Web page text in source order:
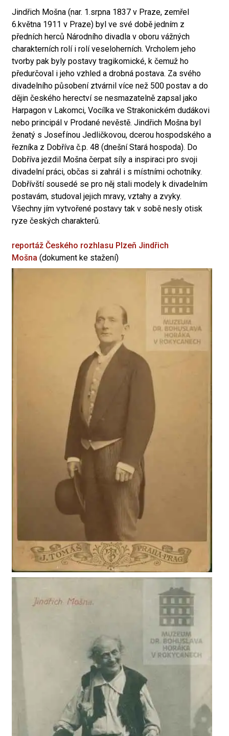
Jindřich Mošna (nar. 1.srpna 1837 v Praze, zemřel
6.května 1911 v Praze) byl ve své době jedním z
předních herců Národního divadla v oboru vážných
charakterních rolí i rolí veseloherních. Vrcholem jeho
tvorby pak byly postavy tragikomické, k čemuž ho
předurčoval i jeho vzhled a drobná postava. Za svého
divadelního působení ztvárnil více než 500 postav a do
dějin českého herectví se nesmazatelně zapsal jako
Harpagon v Lakomci, Vocílka ve Strakonickém dudákovi
nebo principál v Prodané nevěstě. Jindřich Mošna byl
ženatý s Josefínou Jedličkovou, dcerou hospodského a
řezníka z Dobříva č.p. 48 (dnešní Stará hospoda). Do
Dobříva jezdil Mošna čerpat síly a inspiraci pro svoji
divadelní práci, občas si zahrál i s místními ochotníky.
Dobřívští sousedé se pro něj stali modely k divadelním
postavám, studoval jejich mravy, vztahy a zvyky.
Všechny jím vytvořené postavy tak v sobě nesly otisk
ryze českých charakterů.
reportáž Českého rozhlasu Plzeň Jindřich
Mošna (dokument ke stažení)